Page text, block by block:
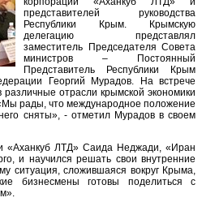
представителей руководства
Республики Крым. Крымскую
делегацию представлял
заместитель Председателя Совета
министров – Постоянный
Представитель Республики Крым
Георгий Мурадов. На встрече
отрасли крымской экономики
рады, что международное положение
сняты», - отметил Мурадов в своем
«Аханкуб ЛТД» Саида Неджади, «Иран
и научился решать свои внутренние
ситуация, сложившаяся вокруг Крыма,
бизнесмены готовы поделиться с